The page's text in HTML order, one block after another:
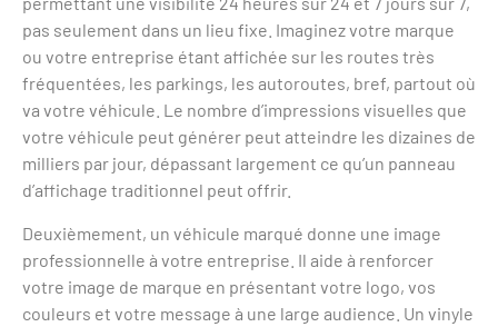
pas seulement dans un lieu fixe. Imaginez votre marque
ou votre entreprise étant affichée sur les routes très
fréquentées, les parkings, les autoroutes, bref, partout où
va votre véhicule. Le nombre d’impressions visuelles que
votre véhicule peut générer peut atteindre les dizaines de
milliers par jour, dépassant largement ce qu’un panneau
d’affichage traditionnel peut offrir.
Deuxièmement, un véhicule marqué donne une image
professionnelle à votre entreprise. Il aide à renforcer
votre image de marque en présentant votre logo, vos
couleurs et votre message à une large audience. Un vinyle